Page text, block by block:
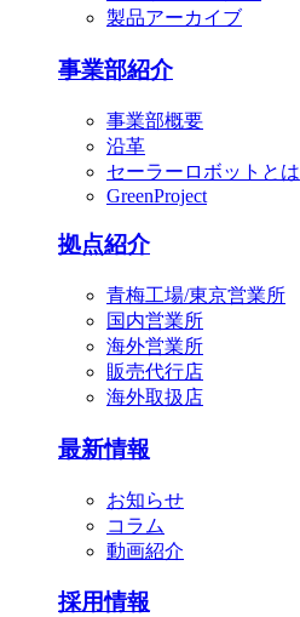
製品アーカイブ
事業部紹介
事業部概要
沿革
セーラーロボットとは
GreenProject
拠点紹介
青梅工場/東京営業所
国内営業所
海外営業所
販売代行店
海外取扱店
最新情報
お知らせ
コラム
動画紹介
採用情報